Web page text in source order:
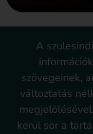
A
szövegeinek,
változtatás
kerül sor a